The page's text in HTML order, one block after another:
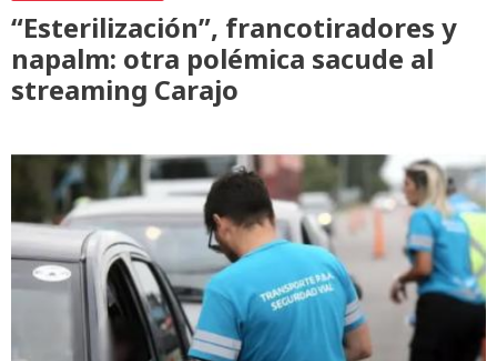
“Esterilización”, francotiradores y
napalm: otra polémica sacude al
streaming Carajo